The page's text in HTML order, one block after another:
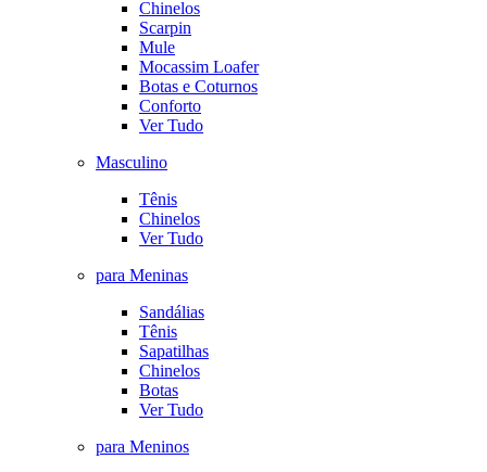
Chinelos
Scarpin
Mule
Mocassim Loafer
Botas e Coturnos
Conforto
Ver Tudo
Masculino
Tênis
Chinelos
Ver Tudo
para Meninas
Sandálias
Tênis
Sapatilhas
Chinelos
Botas
Ver Tudo
para Meninos